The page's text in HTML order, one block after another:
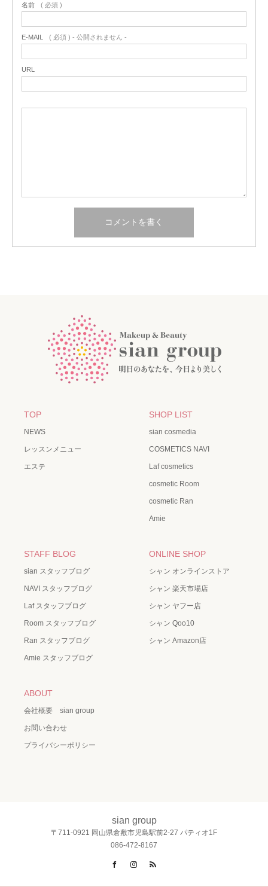
名前 ( 必須 )
E-MAIL ( 必須 ) - 公開されません -
URL
TOP
NEWS
レッスンメニュー
エステ
SHOP LIST
sian cosmedia
COSMETICS NAVI
Laf cosmetics
cosmetic Room
cosmetic Ran
Amie
STAFF BLOG
sian スタッフブログ
NAVI スタッフブログ
Laf スタッフブログ
Room スタッフブログ
Ran スタッフブログ
Amie スタッフブログ
ONLINE SHOP
シャン オンラインストア
シャン 楽天市場店
シャン ヤフー店
シャン Qoo10
シャン Amazon店
ABOUT
会社概要 sian group
お問い合わせ
プライバシーポリシー
sian group
〒711-0921 岡山県倉敷市児島駅前2-27 パティオ1F
086-472-8167
FacebookInstagram